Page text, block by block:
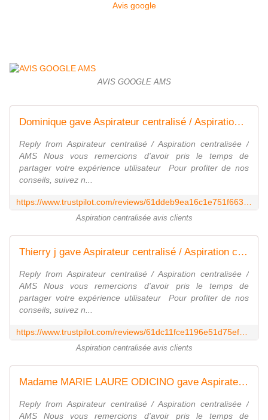
Avis google
AVIS GOOGLE AMS
Dominique gave Aspirateur centralisé / Aspiration centralisée / AMS 5 stars. Check out the full review...
Reply from Aspirateur centralisé / Aspiration centralisée /
AMS Nous vous remercions d'avoir pris le temps de
partager votre expérience utilisateur ‎‍ Pour profiter de nos
conseils, suivez n...
Aspiration centralisée avis clients
Thierry j gave Aspirateur centralisé / Aspiration centralisée / AMS 5 stars. Check out the full review...
Reply from Aspirateur centralisé / Aspiration centralisée /
AMS Nous vous remercions d'avoir pris le temps de
partager votre expérience utilisateur ‎‍ Pour profiter de nos
conseils, suivez n...
Aspiration centralisée avis clients
Madame MARIE LAURE ODICINO gave Aspirateur centralisé / Aspiration centralisée / AMS 5 stars. Check out the full review...
Reply from Aspirateur centralisé / Aspiration centralisée /
AMS Nous vous remercions d'avoir pris le temps de